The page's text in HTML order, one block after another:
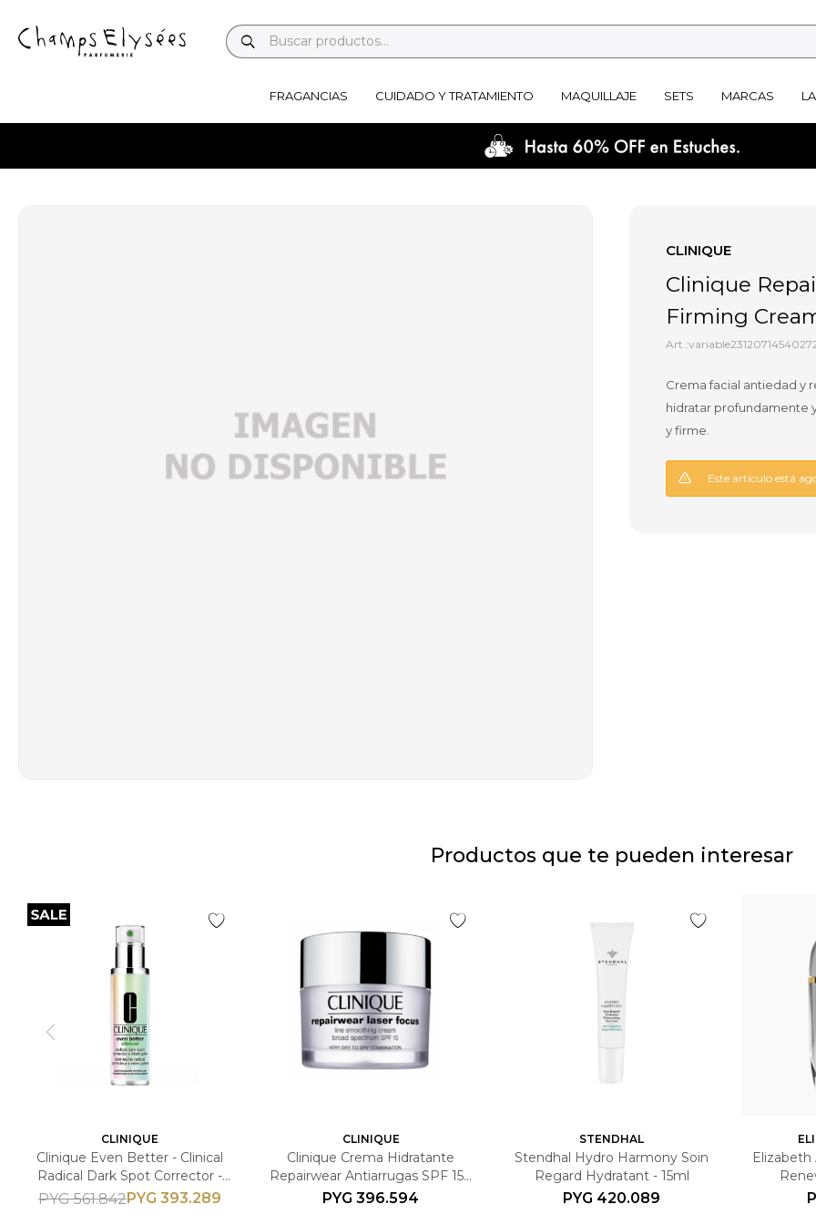
FRAGANCIAS CUIDADO Y TRATAMIENTO MAQUILLAJE SETS MARCAS
CLINIQUE
Clinique
Firming
Crema facial antiedad y
hidratar profundamente
y firme.
Este artículo está
Productos que te pueden interesar
CLINIQUE
Clinique Even Better - Clinical
Radical Dark Spot Corrector -
Corrector de Manchas - 50ml
PYG 393.289
PYG 561.842
CLINIQUE
Clinique Crema Hidratante
Repairwear Antiarrugas SPF 15 -
50 ML
PYG 396.594
STENDHAL
Stendhal Hydro Harmony Soin
Regard Hydratant - 15ml
PYG 420.089